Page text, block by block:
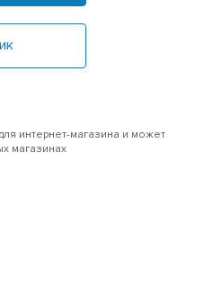
интернет-магазина и может
магазинах